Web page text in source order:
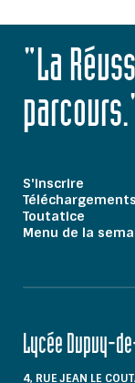
"La
S'inscrire
Téléchargements
Toutatice
Menu de la
Lycée Dupuy-
4, RUE JEAN LE